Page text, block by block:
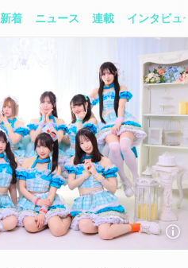
新着 ニュース 連載 インタビュー